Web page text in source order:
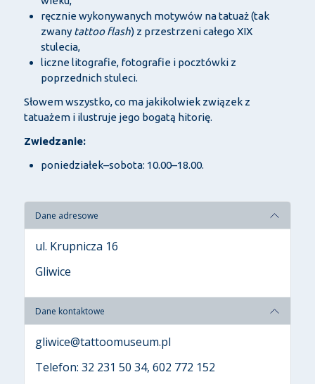
ręcznie wykonywanych motywów na tatuaż (tak
zwany tattoo flash) z przestrzeni całego XIX
stulecia,
liczne litografie, fotografie i pocztówki z
poprzednich stuleci.
Słowem wszystko, co ma jakikolwiek związek z
tatuażem i ilustruje jego bogatą hitorię.
Zwiedzanie:
poniedziałek–sobota: 10.00–18.00.
Dane adresowe
ul. Krupnicza 16
Gliwice
Dane kontaktowe
gliwice@tattoomuseum.pl
Telefon: 32 231 50 34, 602 772 152